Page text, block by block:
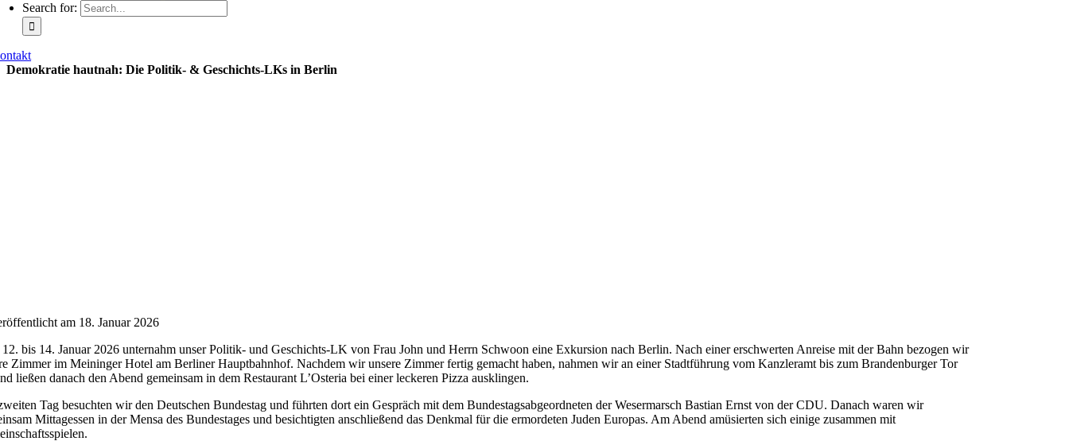
Search for:
Demokratie hautnah: Die Politik- & Geschichts-LKs in Berlin
am 18. Januar 2026
bis 14. Januar 2026 unternahm unser Politik- und Geschichts-LK von Frau John und Herrn Schwoon eine Exkursion nach Berlin. Nach einer erschwerten Anreise mit der Bahn bezogen wir
Zimmer im Meininger Hotel am Berliner Hauptbahnhof. Nachdem wir unsere Zimmer fertig gemacht haben, nahmen wir an einer Stadtführung vom Kanzleramt bis zum Brandenburger Tor
ließen danach den Abend gemeinsam in dem Restaurant L’Osteria bei einer leckeren Pizza ausklingen.
Tag besuchten wir den Deutschen Bundestag und führten dort ein Gespräch mit dem Bundestagsabgeordneten der Wesermarsch Bastian Ernst von der CDU. Danach waren wir
Mittagessen in der Mensa des Bundestages und besichtigten anschließend das Denkmal für die ermordeten Juden Europas. Am Abend amüsierten sich einige zusammen mit